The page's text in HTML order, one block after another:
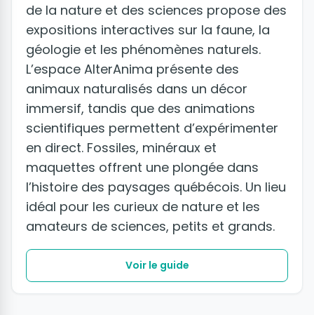
de la nature et des sciences propose des
expositions interactives sur la faune, la
géologie et les phénomènes naturels.
L’espace AlterAnima présente des
animaux naturalisés dans un décor
immersif, tandis que des animations
scientifiques permettent d’expérimenter
en direct. Fossiles, minéraux et
maquettes offrent une plongée dans
l’histoire des paysages québécois. Un lieu
idéal pour les curieux de nature et les
amateurs de sciences, petits et grands.
Voir le guide